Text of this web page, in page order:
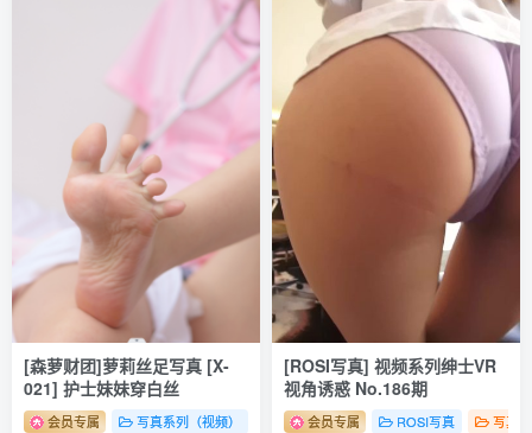
[ROSI写真]口罩系列 2025.12.17 NO.3475 [98P217MB]
[ROSI写真]口罩系列 2025.12.16 NO.3474 [98P265MB]
[ROSI写真]口罩系列 2025.12.15 NO.3473 [79P175MB]
[ROSI写真]口罩系列 2025.12.14 NO.3472 [78P190MB]
[ROSI写真]口罩系列 2025.12.13 NO.3471 [108P239MB]
[ROSI写真]口罩系列 2025.12.12 NO.3470 [63P185MB]
[ROSI写真]口罩系列 2025.12.11 NO.3469 [85P231MB]
[ROSI写真]口罩系列 2025.12.10 NO.3468 [127P295MB]
[ROSI写真]口罩系列 2025.12.09 NO.3467 [90P220MB]
[ROSI写真]口罩系列 2025.12.08 NO.3466 [132P311MB]
[森萝财团]萝莉丝足写真 [X-
021] 护士妹妹穿白丝
会员专属 写真系列（视频） 森罗财团 # 足控 # 丝袜 # 少女
[ROSI写真] 视频系列绅士VR
视角诱惑 No.186期
会员专属 ROSI写真 写真